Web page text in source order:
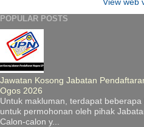
POPULAR POSTS
Jawatan Kosong Jabatan
Ogos 2026
Untuk makluman, terdapat
untuk permohonan oleh pihak
Calon-calon y...